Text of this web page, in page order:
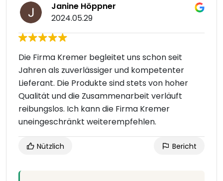
Janine Höppner
2024.05.29
Die Firma Kremer begleitet uns schon seit
Jahren als zuverlässiger und kompetenter
Lieferant. Die Produkte sind stets von hoher
Qualität und die Zusammenarbeit verläuft
reibungslos. Ich kann die Firma Kremer
uneingeschränkt weiterempfehlen.
Nützlich Bericht